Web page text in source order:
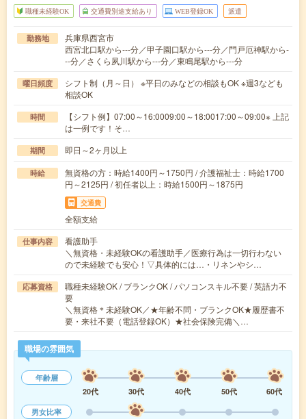
職種未経験OK 交通費別途支給あり WEB登録OK 派遣
勤務地
兵庫県西宮市
西宮北口駅から---分／甲子園口駅から---分／門戸厄神駅から-
--分／さくら夙川駅から---分／東鳴尾駅から---分
曜日頻度
シフト制（月～日） ※平日のみなどの相談もOK ※週3なども
相談OK
時間
【シフト例】07:00～16:0009:00～18:0017:00～09:00※ 上記
は一例です！そ…
期間 即日～2ヶ月以上
時給
無資格の方：時給1400円～1750円 / 介護福祉士：時給1700
円～2125円 / 初任者以上：時給1500円～1875円
交通費
全額支給
仕事内容
看護助手
＼無資格・未経験OKの看護助手／医療行為は一切行わない
ので未経験でも安心！▽具体的には…・リネンやシ…
応募資格
職種未経験OK / ブランクOK / パソコンスキル不要 / 英語力不
要
＼無資格＊未経験OK／★年齢不問・ブランクOK★履歴書不
要・来社不要（電話登録OK）★社会保険完備＼…
職場の雰囲気
年齢層
20代
30代 40代 50代
60代
男女比率